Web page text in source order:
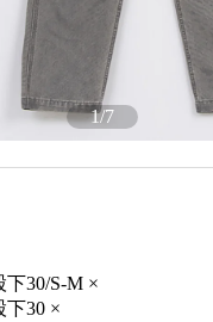
1/7
下30/S-M ×
下30 ×